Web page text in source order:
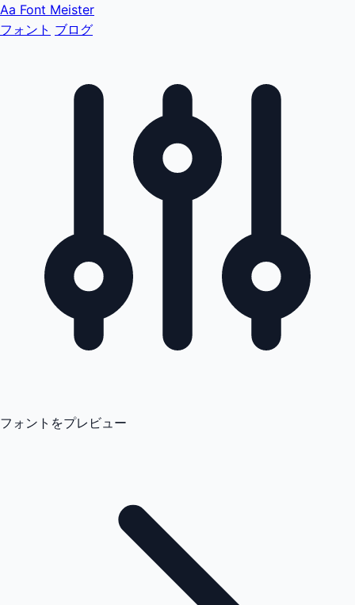
Aa Font Meister
フォント ブログ
フォントをプレビュー